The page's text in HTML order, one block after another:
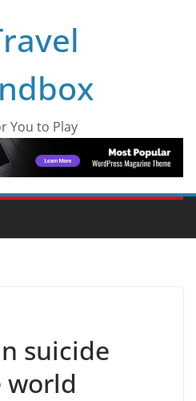
You to Play
suicide
world